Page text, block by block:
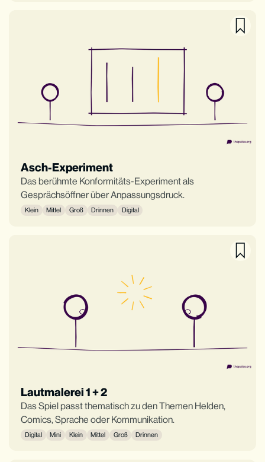
Asch-Experiment
Das berühmte Konformitäts-Experiment als
Gesprächsöffner über Anpassungsdruck.
Klein Mittel Groß Drinnen Digital
Lautmalerei 1 + 2
Das Spiel passt thematisch zu den Themen Helden,
Comics, Sprache oder Kommunikation.
Digital Mini Klein Mittel Groß Drinnen